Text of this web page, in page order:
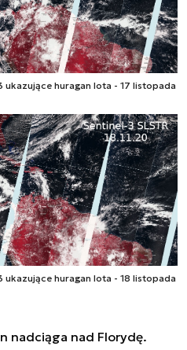
huragan Iota - 17 listopada
huragan Iota - 18 listopada
nadciąga nad Florydę.